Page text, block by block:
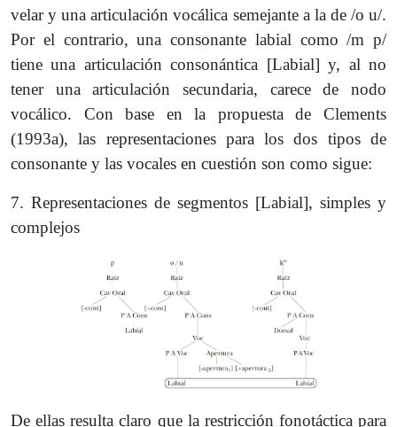
velar y una articulación vocálica semejante a la de /o u/.
Por el contrario, una consonante labial como /m p/
tiene una articulación consonántica [Labial] y, al no
tener una articulación secundaria, carece de nodo
vocálico. Con base en la propuesta de Clements
(1993a), las representaciones para los dos tipos de
consonante y las vocales en cuestión son como sigue:
7. Representaciones de segmentos [Labial], simples y
complejos
De ellas resulta claro que la restricción fonotáctica para